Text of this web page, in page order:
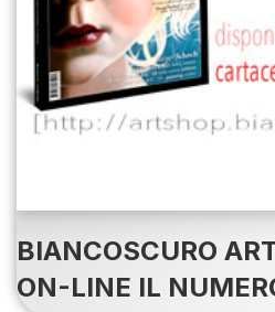
BIANCOSCURO
ON-LINE IL